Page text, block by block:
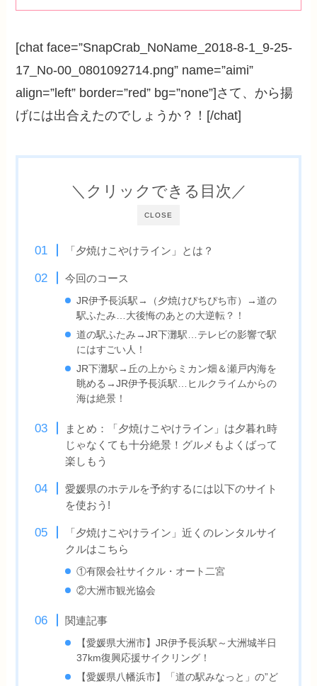
[chat face=”SnapCrab_NoName_2018-8-1_9-25-
17_No-00_0801092714.png” name=”aimi”
align=”left” border=”red” bg=”none”]さて、から揚
げには出合えたのでしょうか？！[/chat]
CLOSE
＼クリックできる目次／
「夕焼けこやけライン」とは？
今回のコース
JR伊予長浜駅→（夕焼けぴちぴち市）→道の
駅ふたみ…大後悔のあとの大逆転？！
道の駅ふたみ→JR下灘駅…テレビの影響で駅
にはすごい人！
JR下灘駅→丘の上からミカン畑＆瀬戸内海を
眺める→JR伊予長浜駅…ヒルクライムからの
海は絶景！
まとめ：「夕焼けこやけライン」は夕暮れ時
じゃなくても十分絶景！グルメもよくばって
楽しもう
愛媛県のホテルを予約するには以下のサイト
を使おう!
「夕焼けこやけライン」近くのレンタルサイ
クルはこちら
①有限会社サイクル・オート二宮
②大洲市観光協会
関連記事
【愛媛県大洲市】JR伊予長浜駅～大洲城半日
37km復興応援サイクリング！
【愛媛県八幡浜市】「道の駅みなっと」の”ど